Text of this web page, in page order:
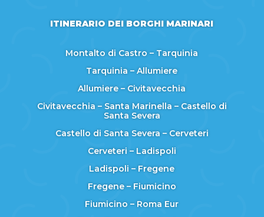
ITINERARIO DEI BORGHI MARINARI
Montalto di Castro – Tarquinia
Tarquinia – Allumiere
Allumiere – Civitavecchia
Civitavecchia – Santa Marinella – Castello di
Santa Severa
Castello di Santa Severa – Cerveteri
Cerveteri – Ladispoli
Ladispoli – Fregene
Fregene – Fiumicino
Fiumicino – Roma Eur